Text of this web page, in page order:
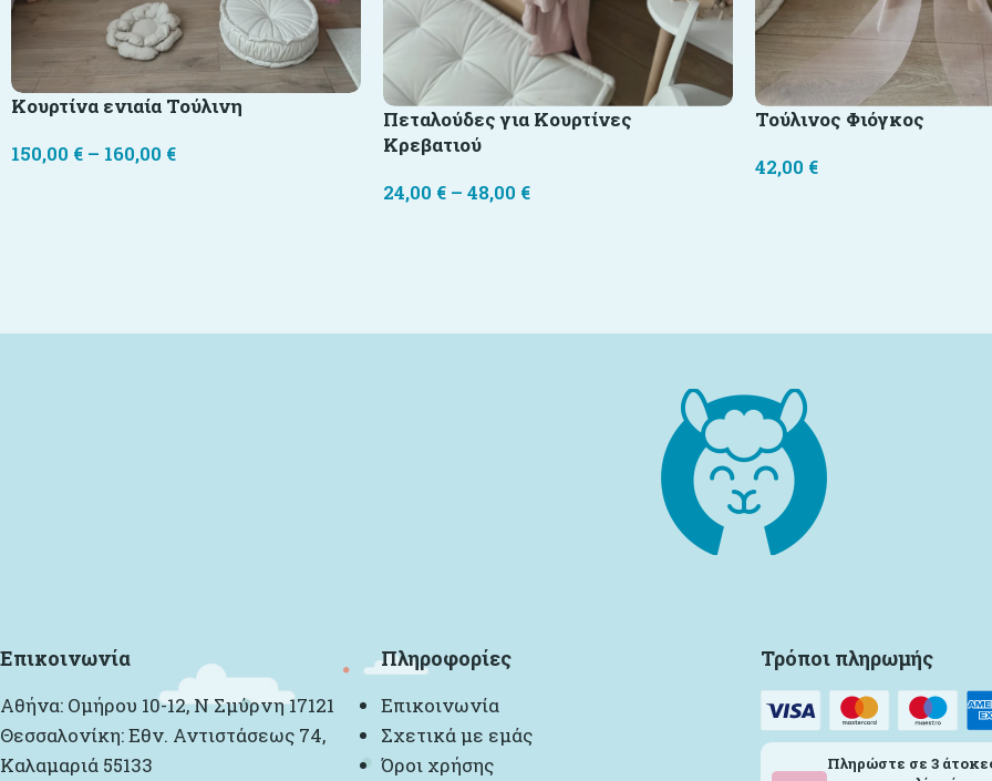
Κουρτίνα ενιαία Τούλινη
150,00 € – 160,00 €
Πεταλούδες για Κουρτίνες
Κρεβατιού
24,00 € – 48,00 €
Τούλινος Φιόγκος
42,00 €
Επικοινωνία
Αθήνα: Ομήρου 10-12, Ν Σμύρνη 17121
Θεσσαλονίκη: Εθν. Αντιστάσεως 74,
Καλαμαριά 55133
Πληροφορίες
Επικοινωνία
Σχετικά με εμάς
Όροι χρήσης
Τρόποι πληρωμής
Πληρώστε σε 3